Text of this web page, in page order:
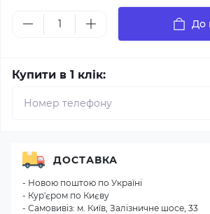
До
Купити в 1 клік:
ДОСТАВКА
- Новою поштою по Україні
- Кур'єром по Києву
- Самовивіз: м. Київ, Залізничне шосе, 33